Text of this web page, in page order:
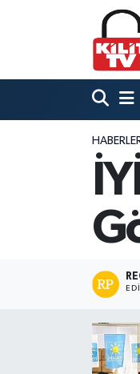
Hava Durumu
Trafik Durumu
Süper Lig
Tüm Manşetler
Son Dakika